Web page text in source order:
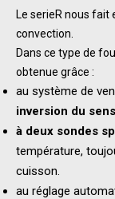
Le serieR nous fait
convection.
Dans ce type de
obtenue grâce :
au système de
inversion du
à deux sondes
température,
cuisson.
au réglage